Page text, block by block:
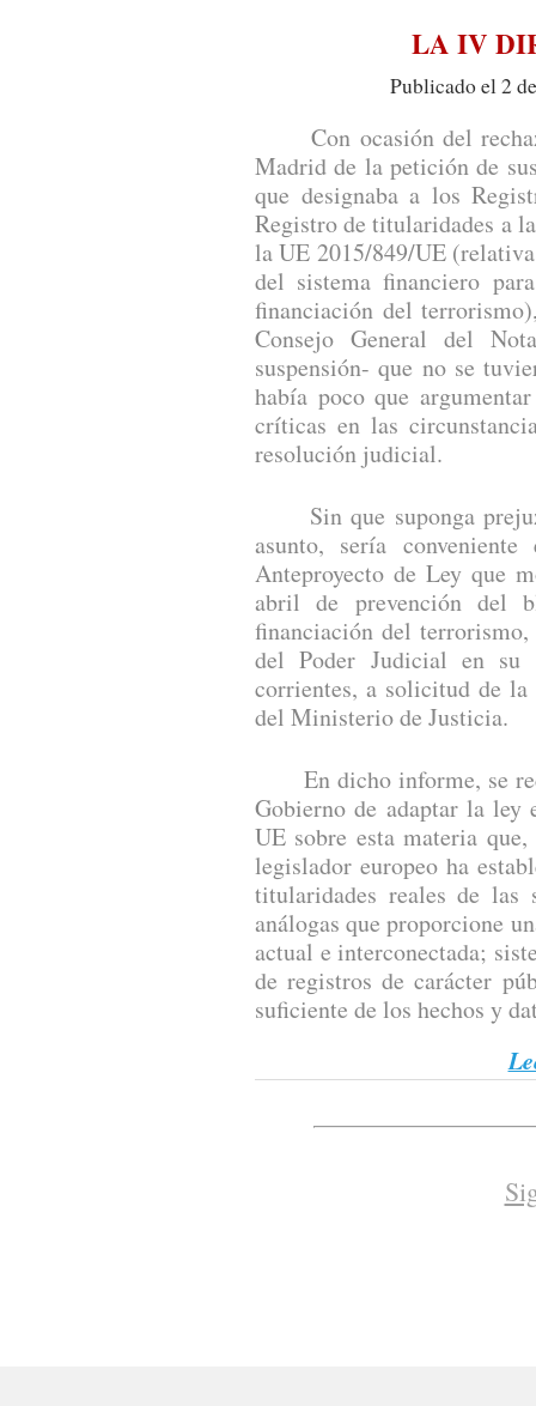
LA IV
Publicado el 2
Con ocasión del
Madrid de la petición de
que designaba a los
Registro de titularidades a
la UE 2015/849/UE
del sistema financiero
financiación del
Consejo General del
suspensión- que no se
había poco que
críticas en las
resolución judicial.
Sin que suponga
asunto, sería
Anteproyecto de Ley que
abril de prevención del
financiación del
del Poder Judicial en
corrientes, a solicitud de la
del Ministerio de Justicia.
En dicho informe, se
Gobierno de adaptar la
UE sobre esta materia
legislador europeo ha
titularidades reales de las
análogas que proporcione
actual e interconectada;
de registros de carácter
suficiente de los hechos y